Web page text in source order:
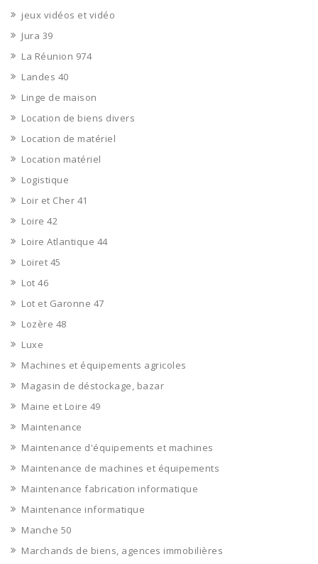
jeux vidéos et vidéo
Jura 39
La Réunion 974
Landes 40
Linge de maison
Location de biens divers
Location de matériel
Location matériel
Logistique
Loir et Cher 41
Loire 42
Loire Atlantique 44
Loiret 45
Lot 46
Lot et Garonne 47
Lozère 48
Luxe
Machines et équipements agricoles
Magasin de déstockage, bazar
Maine et Loire 49
Maintenance
Maintenance d'équipements et machines
Maintenance de machines et équipements
Maintenance fabrication informatique
Maintenance informatique
Manche 50
Marchands de biens, agences immobilières